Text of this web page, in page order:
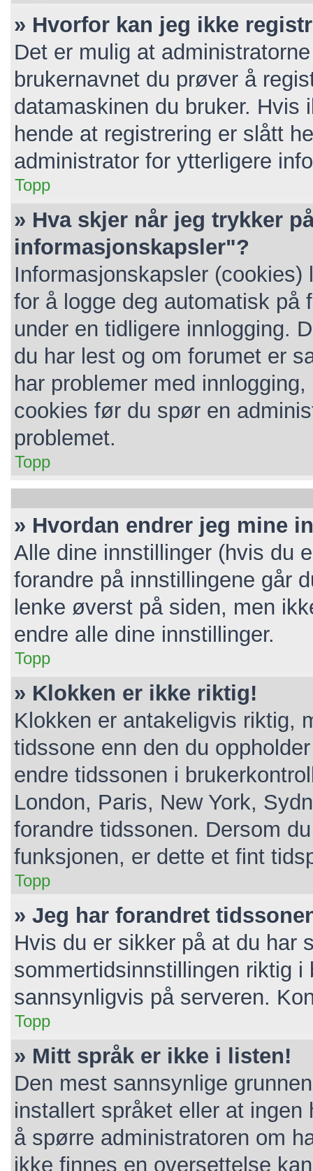
» Hvorfor kan jeg ikke
Det er mulig at
brukernavnet du prøver å
datamaskinen du bruker.
hende at registrering er slått
administrator for ytterligere
Topp
» Hva skjer når jeg trykker
informasjonskapsler"?
Informasjonskapsler
for å logge deg automatisk på
under en tidligere innlogging.
du har lest og om forumet er
har problemer med
cookies før du spør en
problemet.
Topp
» Hvordan endrer jeg mine
Alle dine innstillinger (hvis du
forandre på innstillingene går
lenke øverst på siden, men
endre alle dine innstillinger.
Topp
» Klokken er ikke riktig!
Klokken er antakeligvis riktig,
tidssone enn den du
endre tidssonen i
London, Paris, New York,
forandre tidssonen. Dersom
funksjonen, er dette et fint
Topp
» Jeg har forandret
Hvis du er sikker på at du har
sommertidsinnstillingen riktig
sannsynligvis på serveren.
Topp
» Mitt språk er ikke i listen!
Den mest sannsynlige
installert språket eller at
å spørre administratoren om
ikke finnes en oversettelse